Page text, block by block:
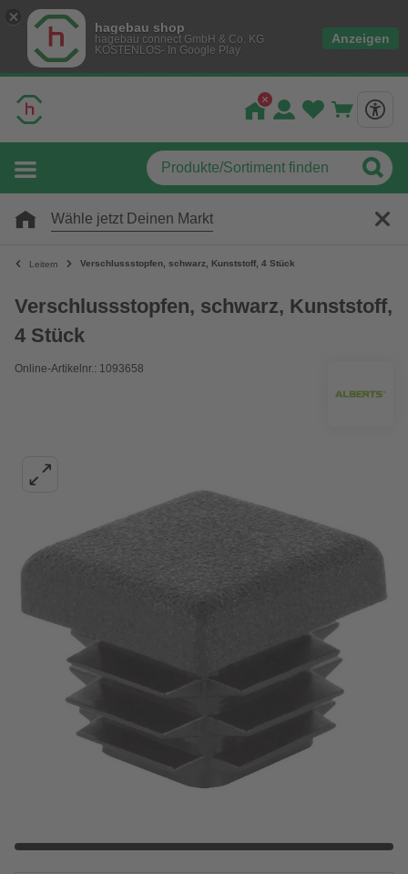
hagebau shop
hagebau connect GmbH & Co. KG
KOSTENLOS- In Google Play
Anzeigen
Wähle jetzt Deinen Markt
Leitern Verschlussstopfen, schwarz, Kunststoff, 4 Stück
Verschlussstopfen, schwarz, Kunststoff,
4 Stück
Online-Artikelnr.: 1093658